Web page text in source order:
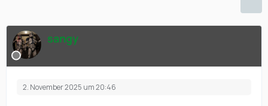
sangy
2. November 2025 um 20:46